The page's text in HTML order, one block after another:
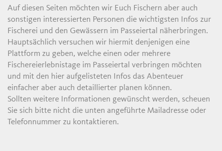
Auf diesen Seiten möchten wir Euch Fischern aber auch
sonstigen interessierten Personen die wichtigsten Infos zur
Fischerei und den Gewässern im Passeiertal näherbringen.
Hauptsächlich versuchen wir hiermit denjenigen eine
Plattform zu geben, welche einen oder mehrere
Fischereierlebnistage im Passeiertal verbringen möchten
und mit den hier aufgelisteten Infos das Abenteuer
einfacher aber auch detaillierter planen können.
Sollten weitere Informationen gewünscht werden, scheuen
Sie sich bitte nicht die unten angeführte Mailadresse oder
Telefonnummer zu kontaktieren.